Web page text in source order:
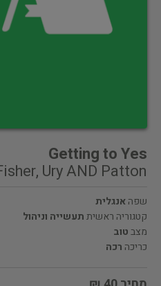
Getting to Yes
Ury AND Patton
שפהאנגלית
קטגוריה ראשיתתעשייה וניהול
מצבטוב
כריכה רכה